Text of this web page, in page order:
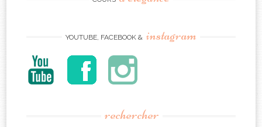
YOUTUBE, FACEBOOK & instagram
rechercher